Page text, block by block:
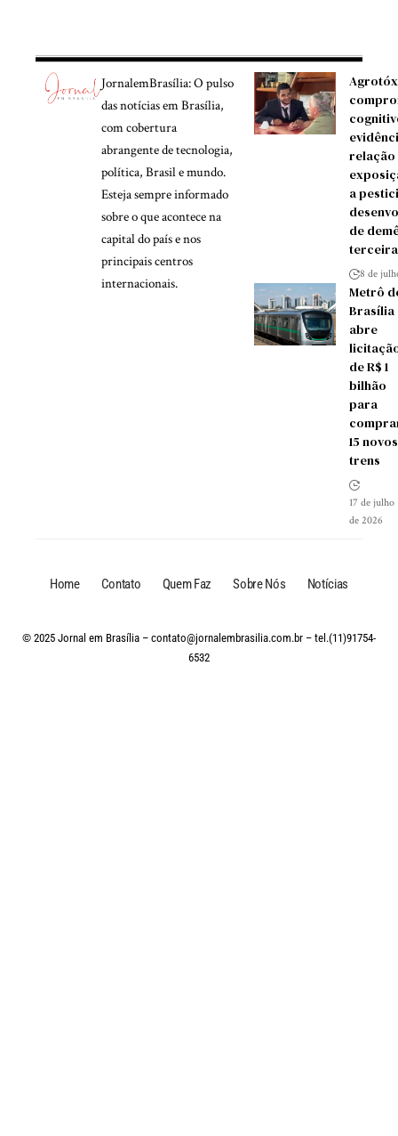
JornalemBrasília: O pulso
das notícias em Brasília,
com cobertura
abrangente de tecnologia,
política, Brasil e mundo.
Esteja sempre informado
sobre o que acontece na
capital do país e nos
principais centros
internacionais.
a
de
8 de
Metrô
Brasília
abre
de R$ 1
bilhão
para
15 novos
trens
17 de julho
de 2026
Home Contato Quem Faz Sobre Nós Notícias
© 2025 Jornal em Brasília – contato@jornalembrasilia.com.br – tel.(11)91754-
6532